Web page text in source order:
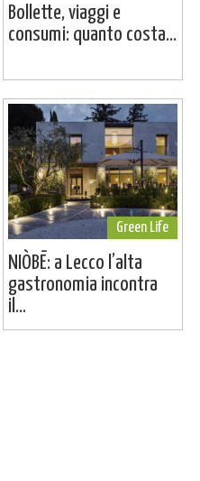
Bollette, viaggi e
consumi: quanto costa...
Green Life
NIÒBĒ: a Lecco l’alta
gastronomia incontra
il...